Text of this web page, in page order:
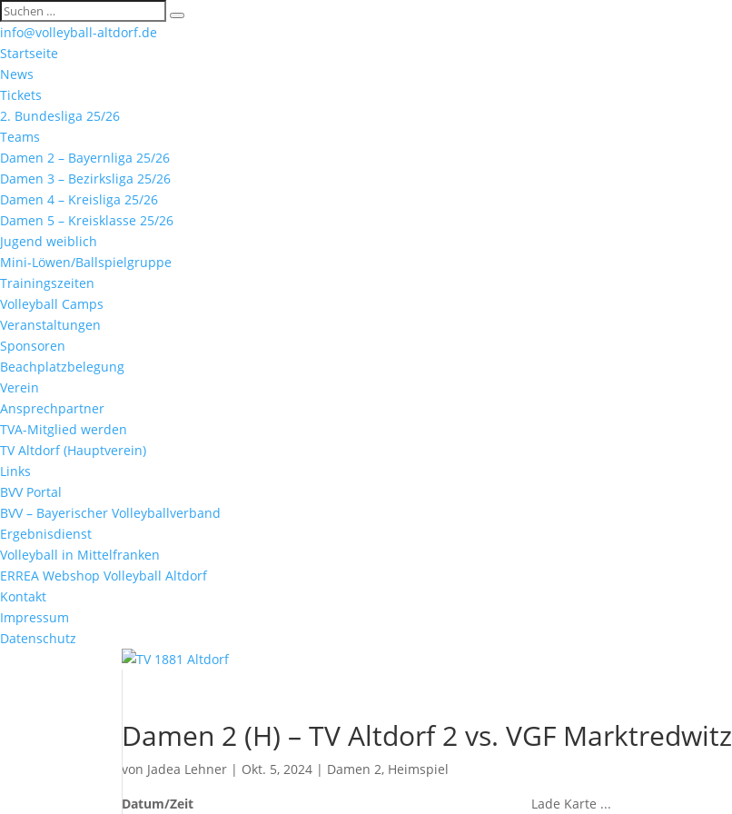
info@volleyball-altdorf.de
Startseite
News
Tickets
2. Bundesliga 25/26
Teams
Damen 2 – Bayernliga 25/26
Damen 3 – Bezirksliga 25/26
Damen 4 – Kreisliga 25/26
Damen 5 – Kreisklasse 25/26
Jugend weiblich
Mini-Löwen/Ballspielgruppe
Trainingszeiten
Volleyball Camps
Veranstaltungen
Sponsoren
Beachplatzbelegung
Verein
Ansprechpartner
TVA-Mitglied werden
TV Altdorf (Hauptverein)
Links
BVV Portal
BVV – Bayerischer Volleyballverband
Ergebnisdienst
Volleyball in Mittelfranken
ERREA Webshop Volleyball Altdorf
Kontakt
Impressum
Datenschutz
Damen 2 (H) – TV Altdorf 2 vs. VGF Marktredwitz
von Jadea Lehner | Okt. 5, 2024 | Damen 2, Heimspiel
Lade Karte ...
Datum/Zeit